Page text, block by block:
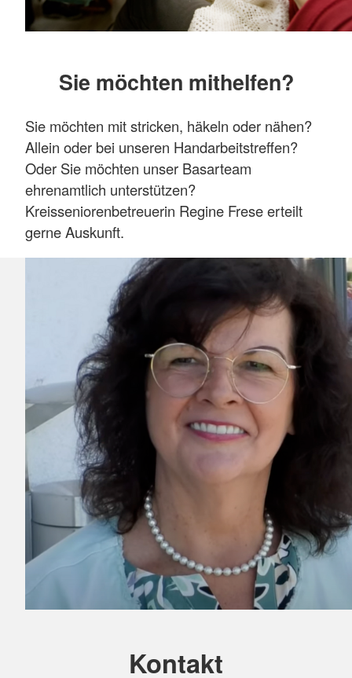
Sie möchten mithelfen?
Sie möchten mit stricken, häkeln oder nähen?
Allein oder bei unseren Handarbeitstreffen?
Oder Sie möchten unser Basarteam
ehrenamtlich unterstützen?
Kreisseniorenbetreuerin Regine Frese erteilt
gerne Auskunft.
Kontakt